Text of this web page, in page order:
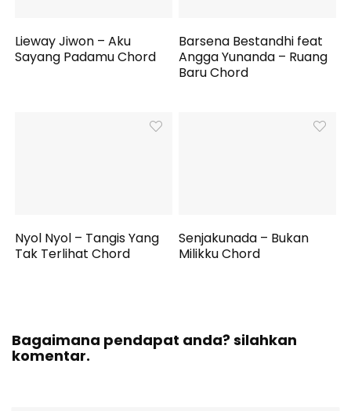
Lieway Jiwon – Aku
Sayang Padamu Chord
Barsena Bestandhi feat
Angga Yunanda – Ruang
Baru Chord
Nyol Nyol – Tangis Yang
Tak Terlihat Chord
Senjakunada – Bukan
Milikku Chord
Bagaimana pendapat anda? silahkan
komentar.